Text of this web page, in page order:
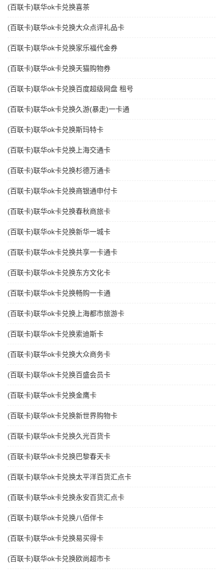
(百联卡)联华ok卡兑换喜茶
(百联卡)联华ok卡兑换大众点评礼品卡
(百联卡)联华ok卡兑换家乐福代金券
(百联卡)联华ok卡兑换天猫购物券
(百联卡)联华ok卡兑换百度超级网盘 租号
(百联卡)联华ok卡兑换久游(暴走)一卡通
(百联卡)联华ok卡兑换斯玛特卡
(百联卡)联华ok卡兑换上海交通卡
(百联卡)联华ok卡兑换杉德万通卡
(百联卡)联华ok卡兑换商银通申付卡
(百联卡)联华ok卡兑换春秋商旅卡
(百联卡)联华ok卡兑换新华一城卡
(百联卡)联华ok卡兑换共享一卡通卡
(百联卡)联华ok卡兑换东方文化卡
(百联卡)联华ok卡兑换畅购一卡通
(百联卡)联华ok卡兑换上海都市旅游卡
(百联卡)联华ok卡兑换索迪斯卡
(百联卡)联华ok卡兑换大众商务卡
(百联卡)联华ok卡兑换百盛会员卡
(百联卡)联华ok卡兑换金鹰卡
(百联卡)联华ok卡兑换新世界购物卡
(百联卡)联华ok卡兑换久光百货卡
(百联卡)联华ok卡兑换巴黎春天卡
(百联卡)联华ok卡兑换太平洋百货汇点卡
(百联卡)联华ok卡兑换永安百货汇点卡
(百联卡)联华ok卡兑换八佰伴卡
(百联卡)联华ok卡兑换易买得卡
(百联卡)联华ok卡兑换欧尚超市卡